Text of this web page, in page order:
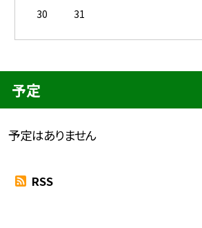
30
31
予定
予定はありません
RSS